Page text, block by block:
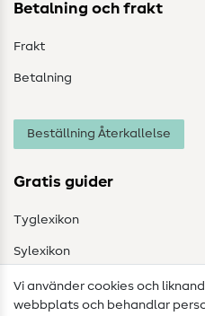
Betalning och frakt
Frakt
Betalning
Beställning Återkallelse
Gratis guider
Tyglexikon
Sylexikon
Sömnadsinstruktioner
Vi använder cookies och
webbplats och behandlar